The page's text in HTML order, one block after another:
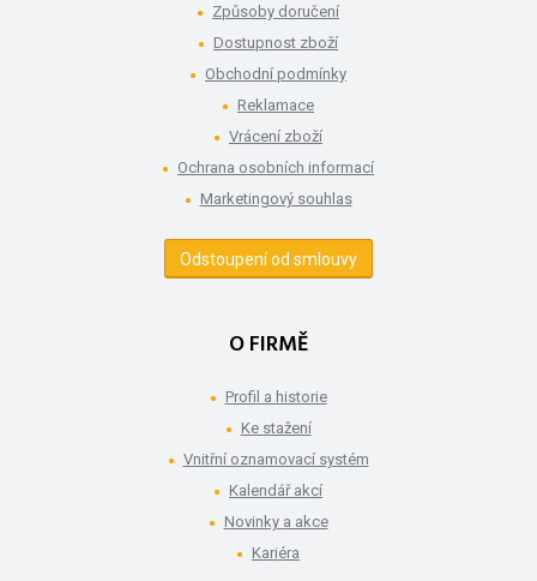
Způsoby doručení
Dostupnost zboží
Obchodní podmínky
Reklamace
Vrácení zboží
Ochrana osobních informací
Marketingový souhlas
Odstoupení od smlouvy
O FIRMĚ
Profil a historie
Ke stažení
Vnitřní oznamovací systém
Kalendář akcí
Novinky a akce
Kariéra